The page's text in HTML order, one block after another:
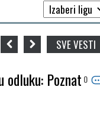
SVE VESTI
0
odluku: Poznat